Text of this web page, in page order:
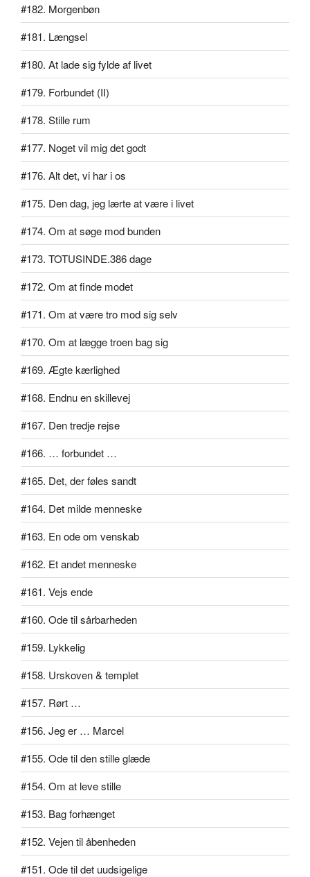
#182. Morgenbøn
#181. Længsel
#180. At lade sig fylde af livet
#179. Forbundet (II)
#178. Stille rum
#177. Noget vil mig det godt
#176. Alt det, vi har i os
#175. Den dag, jeg lærte at være i livet
#174. Om at søge mod bunden
#173. TOTUSINDE.386 dage
#172. Om at finde modet
#171. Om at være tro mod sig selv
#170. Om at lægge troen bag sig
#169. Ægte kærlighed
#168. Endnu en skillevej
#167. Den tredje rejse
#166. … forbundet …
#165. Det, der føles sandt
#164. Det milde menneske
#163. En ode om venskab
#162. Et andet menneske
#161. Vejs ende
#160. Ode til sårbarheden
#159. Lykkelig
#158. Urskoven & templet
#157. Rørt …
#156. Jeg er … Marcel
#155. Ode til den stille glæde
#154. Om at leve stille
#153. Bag forhænget
#152. Vejen til åbenheden
#151. Ode til det uudsigelige